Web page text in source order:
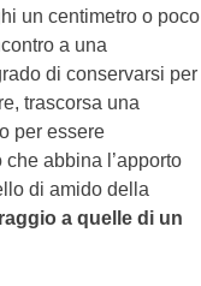
un centimetro o poco
a una
di conservarsi per
trascorsa una
per essere
abbina l’apporto
di amido della
a quelle di un